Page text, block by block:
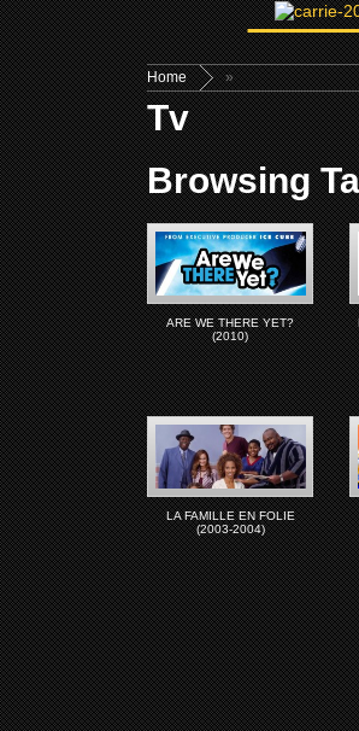
Home »
Tv
Browsing
ARE WE THERE YET?
(2010)
LA FAMILLE EN FOLIE
(2003-2004)